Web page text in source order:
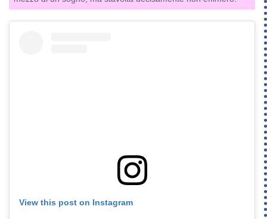
View this post on Instagram